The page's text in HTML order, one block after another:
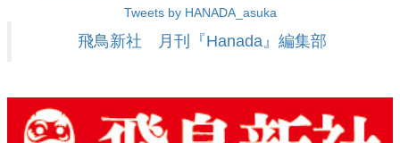
Tweets by HANADA_asuka
飛鳥新社 月刊『Hanada』編集部